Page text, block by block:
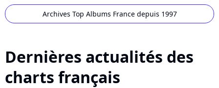
Archives Top Albums France depuis 1997
Dernières actualités des
charts français